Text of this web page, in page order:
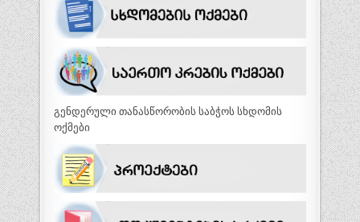
გენდერული თანასწორობის საბჭოს სხდომის
ოქმები